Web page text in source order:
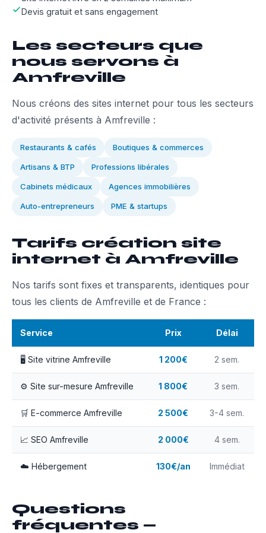
Devis gratuit et sans engagement
Les secteurs que
nous servons à
Amfreville
Nous créons des sites internet pour tous les secteurs
d'activité présents à Amfreville :
Restaurants & cafés Boutiques & commerces
Artisans & BTP Professions libérales
Cabinets médicaux Agences immobilières
Auto-entrepreneurs PME & startups
Tarifs création site
internet à Amfreville
Nos tarifs sont fixes et transparents, identiques pour
tous les clients de Amfreville et de France :
Service Prix Délai
🖥️ Site vitrine Amfreville 1 200€ 2 sem.
⚙️ Site sur-mesure Amfreville 1 800€ 3 sem.
🛒 E-commerce Amfreville 2 500€ 3-4 sem.
📈 SEO Amfreville 2 000€ 4 sem.
☁️ Hébergement 130€/an Immédiat
Questions
fréquentes —